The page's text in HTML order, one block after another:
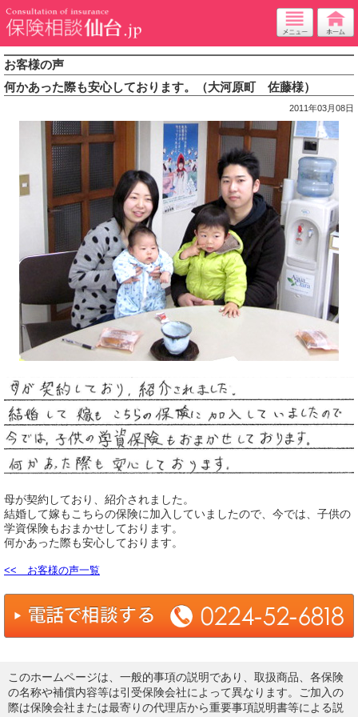
お客様の声
何かあった際も安心しております。（大河原町 佐藤様）
2011年03月08日
母が契約しており、紹介されました。
結婚して嫁もこちらの保険に加入していましたので、今では、子供の
学資保険もおまかせしております。
何かあった際も安心しております。
<< お客様の声一覧
このホームページは、一般的事項の説明であり、取扱商品、各保険
の名称や補償内容等は引受保険会社によって異なります。ご加入の
際は保険会社または最寄りの代理店から重要事項説明書等による説